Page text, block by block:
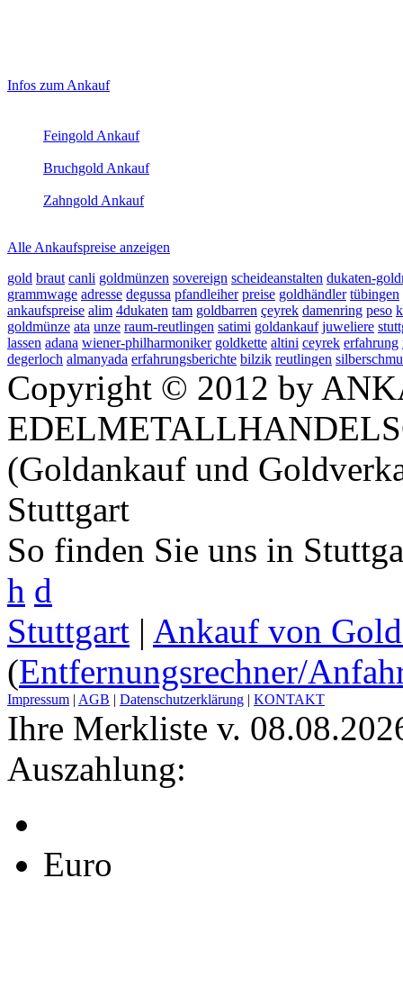
Sidebar
Infos zum Ankauf
Feingold Ankauf
Bruchgold Ankauf
Zahngold Ankauf
Alle Ankaufspreise anzeigen
gold braut canli goldmünzen sovereign scheideanstalten dukaten-
grammwage adresse degussa pfandleiher preise goldhändler tübingen
ankaufspreise alim 4dukaten tam goldbarren çeyrek damenring peso
goldmünze ata unze raum-reutlingen satimi goldankauf juweliere
lassen adana wiener-philharmoniker goldkette altini ceyrek erfahrung
degerloch almanyada erfahrungsberichte bilzik reutlingen
Copyright © 2012 by
(Goldankauf und
Stuttgart
So finden Sie uns in
h d
Stuttgart | Ankauf von
(Entfernungsrechner/
Impressum | AGB | Datenschutzerklärung | KONTAKT
Ihre Merkliste v.
Auszahlung:
Euro